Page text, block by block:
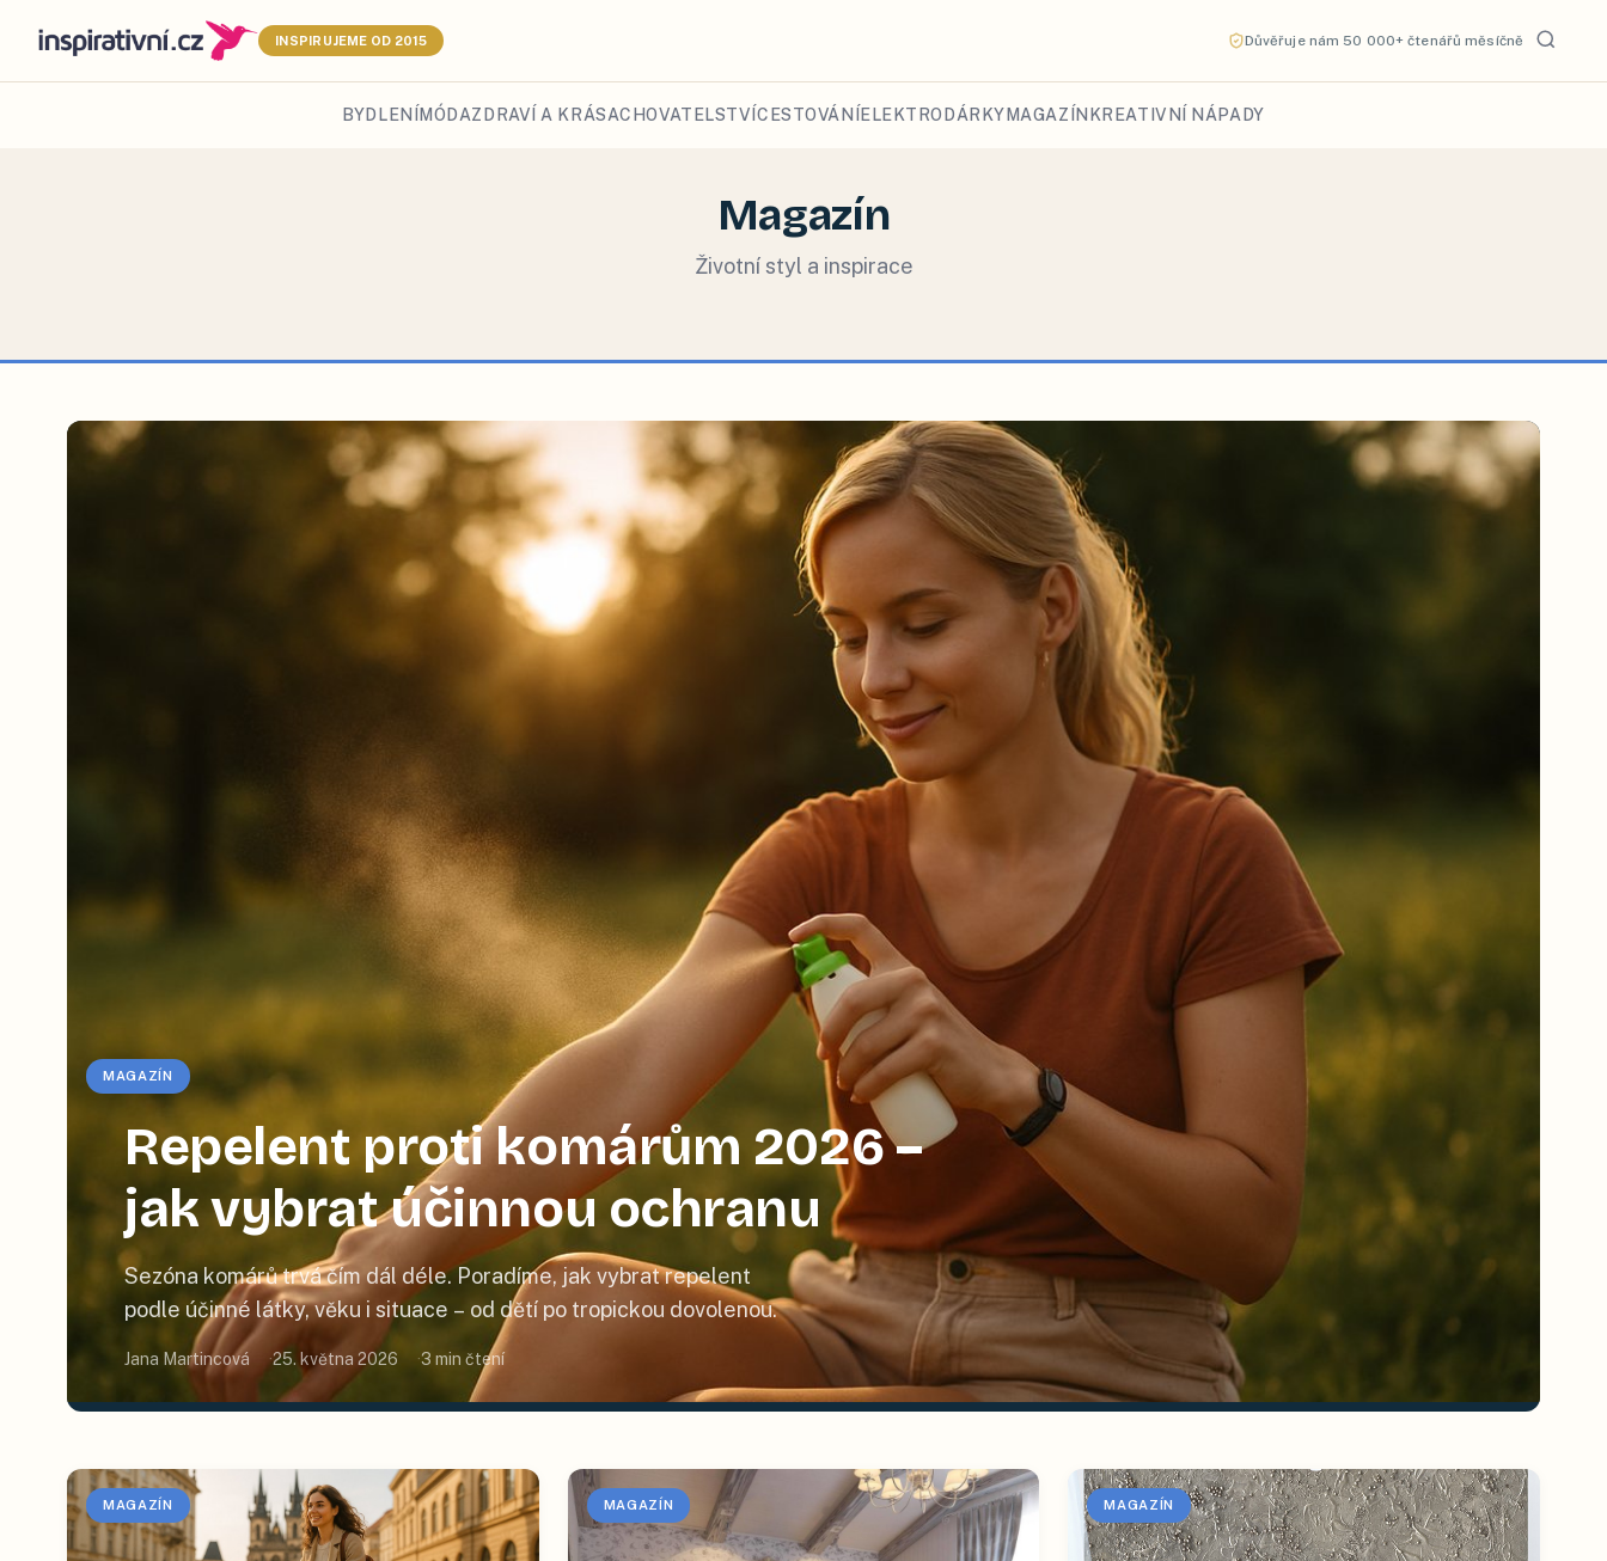
INSPIRUJEME OD 2015 Důvěřuje nám 50 000+ čtenářů měsíčně
BYDLENÍ MÓDAZDRAVÍ A KRÁSACHOVATELSTVÍCESTOVÁNÍ ELEKTRO DÁRKY MAGAZÍN KREATIVNÍ NÁPADY
Magazín
Životní styl a inspirace
MAGAZÍN
Repelent proti komárům 2026 –
jak vybrat účinnou ochranu
Sezóna komárů trvá čím dál déle. Poradíme, jak vybrat repelent
podle účinné látky, věku i situace – od dětí po tropickou dovolenou.
Jana Martincová 25. května 2026 3 min čtení
MAGAZÍN MAGAZÍN MAGAZÍN